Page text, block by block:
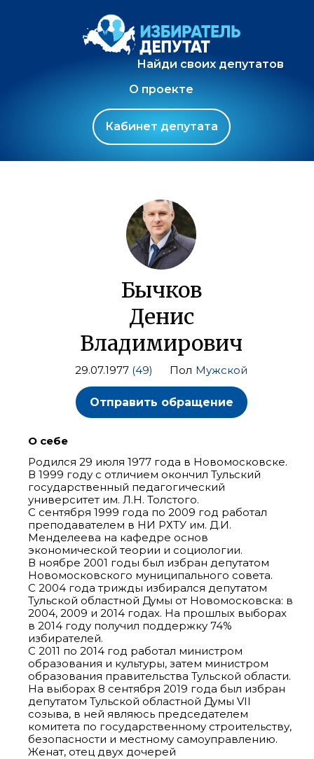
Найди своих депутатов
О проекте
Кабинет депутата
Бычков
Денис
Владимирович
29.07.1977 (49) Пол Мужской
Отправить обращение
О себе
Родился 29 июля 1977 года в Новомосковске.
В 1999 году с отличием окончил Тульский
государственный педагогический
университет им. Л.Н. Толстого.
С сентября 1999 года по 2009 год работал
преподавателем в НИ РХТУ им. Д.И.
Менделеева на кафедре основ
экономической теории и социологии.
В ноябре 2001 годы был избран депутатом
Новомосковского муниципального совета.
С 2004 года трижды избирался депутатом
Тульской областной Думы от Новомосковска: в
2004, 2009 и 2014 годах. На прошлых выборах
в 2014 году получил поддержку 74%
избирателей.
С 2011 по 2014 год работал министром
образования и культуры, затем министром
образования правительства Тульской области.
На выборах 8 сентября 2019 года был избран
депутатом Тульской областной Думы VII
созыва, в ней являюсь председателем
комитета по государственному строительству,
безопасности и местному самоуправлению.
Женат, отец двух дочерей